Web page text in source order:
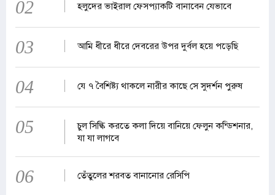
02 হলুদের ভাইরাল ফেসপ্যাকটি বানাবেন যেভাবে
03 আমি ধীরে ধীরে দেবরের উপর দুর্বল হয়ে পড়েছি
04 যে ৭ বৈশিষ্ট্য থাকলে নারীর কাছে সে সুদর্শন পুরুষ
05
চুল সিল্কি করতে কলা দিয়ে বানিয়ে ফেলুন কন্ডিশনার,
যা যা লাগবে
06 তেঁতুলের শরবত বানানোর রেসিপি